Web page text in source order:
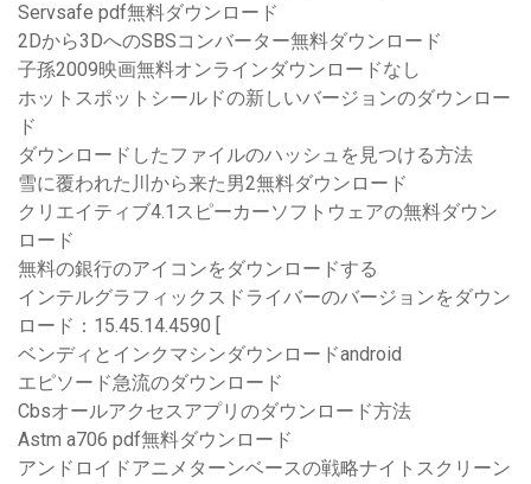
Servsafe pdf無料ダウンロード
2Dから3DへのSBSコンバーター無料ダウンロード
子孫2009映画無料オンラインダウンロードなし
ホットスポットシールドの新しいバージョンのダウンロー
ド
ダウンロードしたファイルのハッシュを見つける方法
雪に覆われた川から来た男2無料ダウンロード
クリエイティブ4.1スピーカーソフトウェアの無料ダウン
ロード
無料の銀行のアイコンをダウンロードする
インテルグラフィックスドライバーのバージョンをダウン
ロード：15.45.14.4590 [
ベンディとインクマシンダウンロードandroid
エピソード急流のダウンロード
Cbsオールアクセスアプリのダウンロード方法
Astm a706 pdf無料ダウンロード
アンドロイドアニメターンベースの戦略ナイトスクリーン